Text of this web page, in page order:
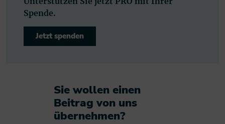
Spende.
Jetzt spenden
Sie wollen einen
Beitrag von uns
übernehmen?​